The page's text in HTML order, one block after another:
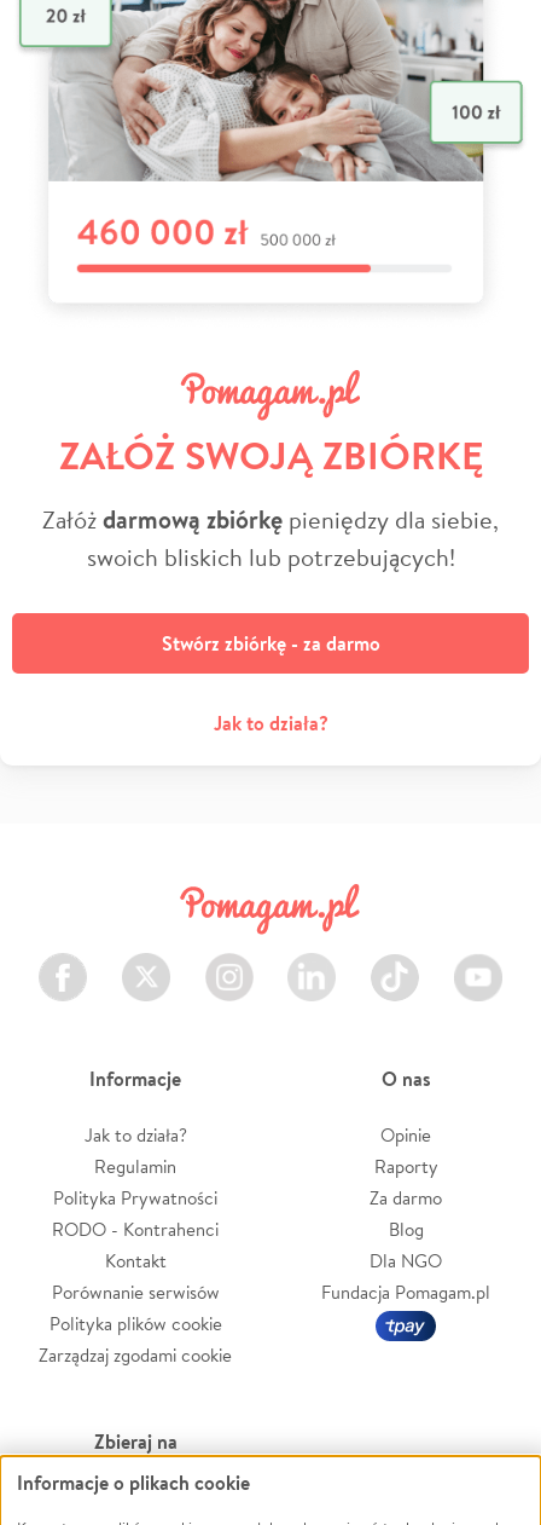
ZAŁÓŻ SWOJĄ ZBIÓRKĘ
Załóżdarmową zbiórkę pieniędzy dla siebie,
swoich bliskich lub potrzebujących!
Stwórz zbiórkę - za darmo
Jak to działa?
Facebook Twitter Instagram LinkedIn TikTok Youtube
Informacje
Jak to działa?
Regulamin
Polityka Prywatności
RODO - Kontrahenci
Kontakt
Porównanie serwisów
Polityka plików cookie
Zarządzaj zgodami cookie
O nas
Opinie
Raporty
Za darmo
Blog
Dla NGO
Fundacja Pomagam.pl
Zbieraj na
Leczenie
Informacje o plikach cookie